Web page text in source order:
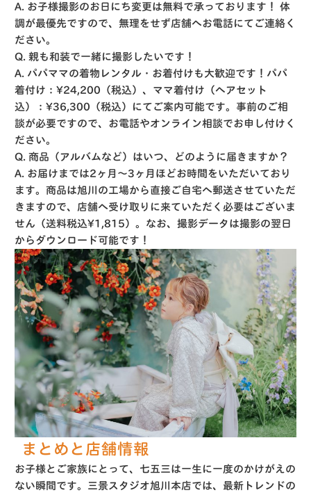
A. お子様撮影のお日にち変更は無料で承っております！
体
調が最優先ですので、無理をせず店舗へお電話にてご連絡く
ださい。
Q. 親も和装で一緒に撮影したいです！
A. パパママの着物レンタル・お着付けも大歓迎です！パパ
着付け：¥24,200（税込）、ママ着付け（ヘアセット
込）：¥36,300（税込）にてご案内可能です。事前のご相
談が必要ですので、お電話やオンライン相談でお申し付けく
ださい。
Q. 商品（アルバムなど）はいつ、どのように届きますか？
A. お届けまでは2ヶ月〜3ヶ月ほどお時間をいただいており
ます。商品は旭川の工場から直接ご自宅へ郵送させていただ
きますので、店舗へ受け取りに来ていただく必要はございま
せん（送料税込¥1,815） 。なお、撮影データは撮影の翌日
からダウンロード可能です！
まとめと店舗情報
お子様とご家族にとって、七五三は一生に一度のかけがえの
ない瞬間です。三景スタジオ旭川本店では、最新トレンドの